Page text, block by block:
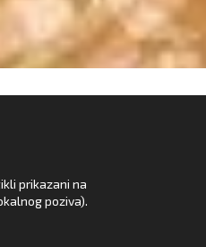
prikazani na
poziva).